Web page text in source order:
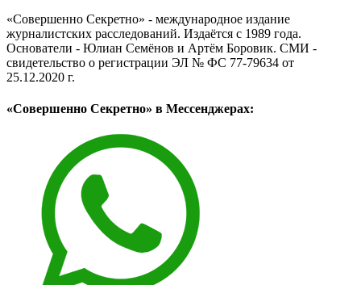
«Совершенно Секретно» - международное издание
журналистских расследований. Издаётся с 1989 года.
Основатели - Юлиан Семёнов и Артём Боровик. CМИ -
свидетельство о регистрации ЭЛ № ФС 77-79634 от
25.12.2020 г.
«Совершенно Секретно» в Мессенджерах: